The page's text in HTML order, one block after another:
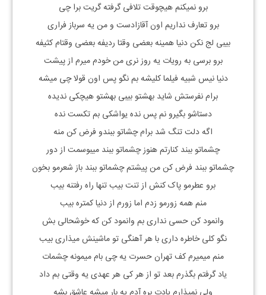
برو‌ نمیکنم هیچوقت تلافی گرفته گریت برا چی
برو تعارف نداریم اون آقازادست و من یه سرباز فراری
بیبی لج نکن دنیا همینه بعضی وقتا ردیفه بعضی وقتام کثیفه
برو برسی به رویات یه روز نری من خودم میرم از پیشت
دنیا نیس شبیه فیلما کلیشه بم نگو پس اون قولا چی میشه
برام نفرستش شاید بهشتو بیبی بهشتو هیچکی ندیده
دستاشو بگیرو نم پس نده یواشکی بم تکست نده
اگه دلت تنگ شد برام چشاتو ببندو فرض کن منه
چشماتو ببند کنارتم هنوز چشماتو ببند میبوسمت از دور
چشماتو ببند فرض کن من پیشتم چشماتو ببند باز شعرمو بخون
برو عطرمو پاک کنش از تنت بیب تنها راه رفتنه بیب
منم همه زورمو زدم اما زورم از دنیا کمتره بیب
وانمود کن حسی نداری بم وانمود کن که خوشحالی بش
نگو کلی خاطره داری با هر آهنگی تو ماشینش میذاری بیب
منم میمیرم کف تهران حسرت یه چی بام میمونه چشمات
یاد گرفتم بگذرم بعد تو از هر کی هر عهدی یه وقتی بم داد